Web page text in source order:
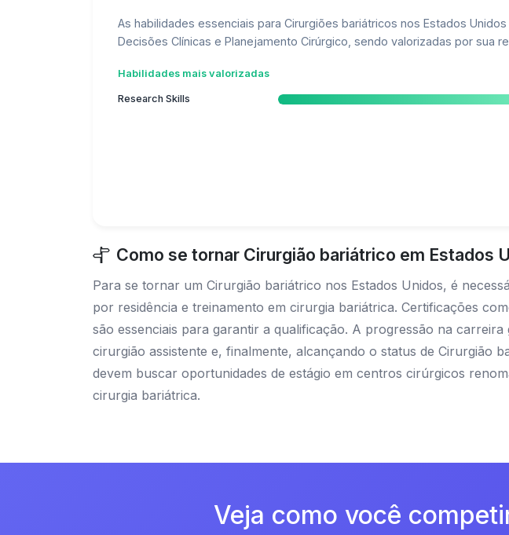
As habilidades essenciais para Cirurgiões bariátricos nos Estados
Decisões Clínicas e Planejamento Cirúrgico, sendo valorizadas por sua
Habilidades mais valorizadas
Research Skills
Como se tornar Cirurgião bariátrico em Estados
Para se tornar um Cirurgião bariátrico nos Estados Unidos, é
por residência e treinamento em cirurgia bariátrica. Certificações
são essenciais para garantir a qualificação. A progressão na
cirurgião assistente e, finalmente, alcançando o status de Cirurgião
devem buscar oportunidades de estágio em centros cirúrgicos
cirurgia bariátrica.
Veja como você